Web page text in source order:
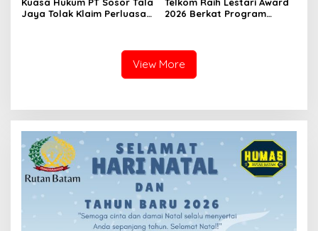
Jaya Tolak Klaim Perluasan
2026 Berkat Program
View More